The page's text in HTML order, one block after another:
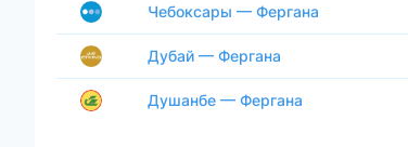
Чебоксары — Фергана
Дубай — Фергана
Душанбе — Фергана